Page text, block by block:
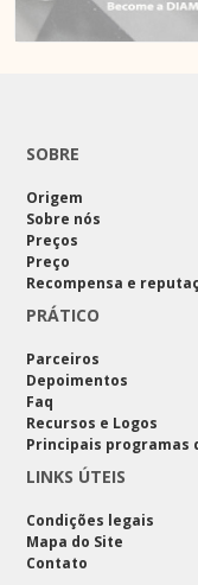
SOBRE
Origem
Sobre nós
Preços
Preço
Recompensa e
PRÁTICO
Parceiros
Depoimentos
Faq
Recursos e Logos
Principais programas
LINKS ÚTEIS
Condições legais
Mapa do Site
Contato